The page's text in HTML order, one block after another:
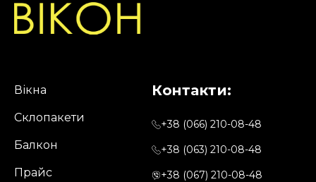
Вікна
Склопакети
Балкон
Прайс
Контакти:
+38 (066) 210-08-48
+38 (063) 210-08-48
+38 (067) 210-08-48